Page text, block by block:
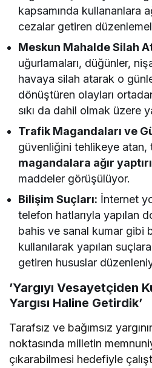
kapsamında kullananlara
cezalar getiren
Meskun Mahalde Silah
uğurlamaları, düğünler,
havaya silah atarak o
dönüştüren olayları
sıkı da dahil olmak üzere
Trafik Magandaları ve
güvenliğini tehlikeye
magandalara ağır
maddeler görüşülüyor.
Bilişim Suçları: İnternet
telefon hatlarıyla yapılan
bahis ve sanal kumar gibi
kullanılarak yapılan suçlara
getiren hususlar
’Yargıyı Vesayetçiden
Yargısı Haline Getirdik’
Tarafsız ve bağımsız
noktasında milletin
çıkarabilmesi hedefiyle